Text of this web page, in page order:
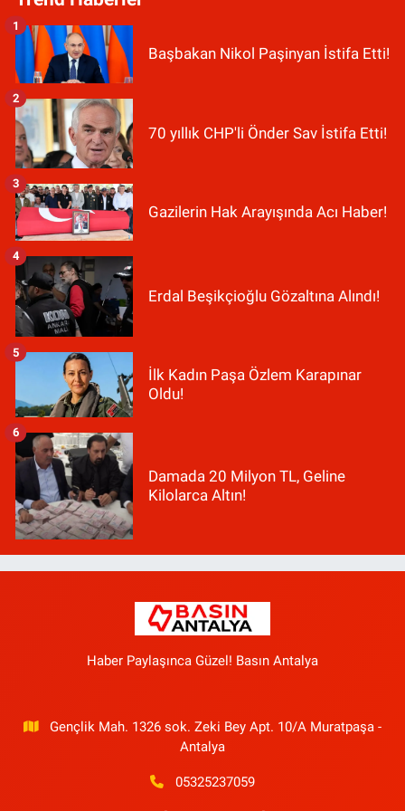
Başbakan Nikol Paşinyan İstifa Etti!
1
70 yıllık CHP'li Önder Sav İstifa Etti!
2
Gazilerin Hak Arayışında Acı Haber!
3
Erdal Beşikçioğlu Gözaltına Alındı!
4
İlk Kadın Paşa Özlem Karapınar
Oldu!
5
Damada 20 Milyon TL, Geline
Kilolarca Altın!
6
Haber Paylaşınca Güzel! Basın Antalya
Gençlik Mah. 1326 sok. Zeki Bey Apt. 10/A Muratpaşa -
Antalya
05325237059